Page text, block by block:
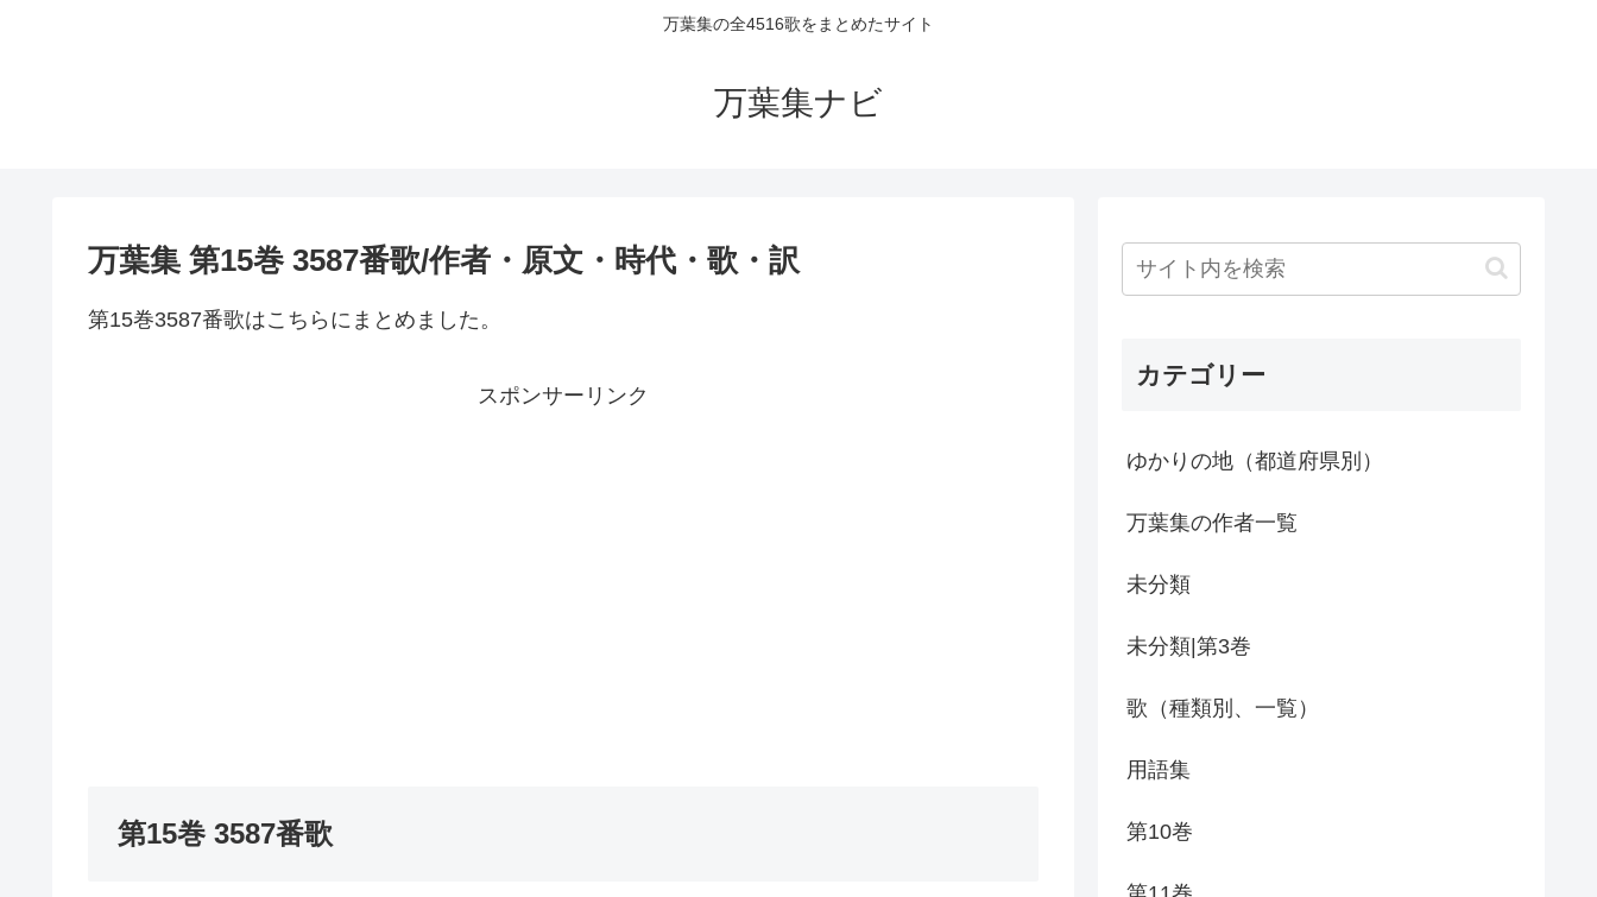
万葉集の全4516歌をまとめたサイト
万葉集ナビ
万葉集 第15巻 3587番歌/作者・原文・時代・歌・訳
第15巻3587番歌はこちらにまとめました。
スポンサーリンク
第15巻 3587番歌
カテゴリー
ゆかりの地（都道府県別）
万葉集の作者一覧
未分類
未分類|第3巻
歌（種類別、一覧）
用語集
第10巻